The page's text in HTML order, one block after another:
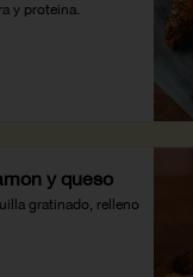
y proteina.
y queso
gratinado, relleno